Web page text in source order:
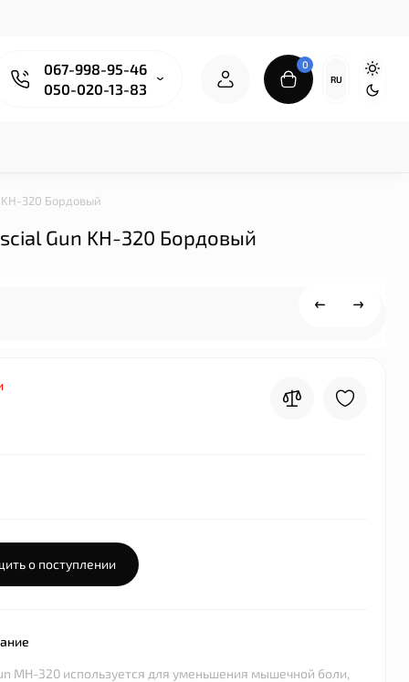
067-998-95-46
050-020-13-83
0
RU
320 Бордовый
Gun KH-320 Бордовый
о поступлении
MH-320 используется для уменьшения мышечной боли,